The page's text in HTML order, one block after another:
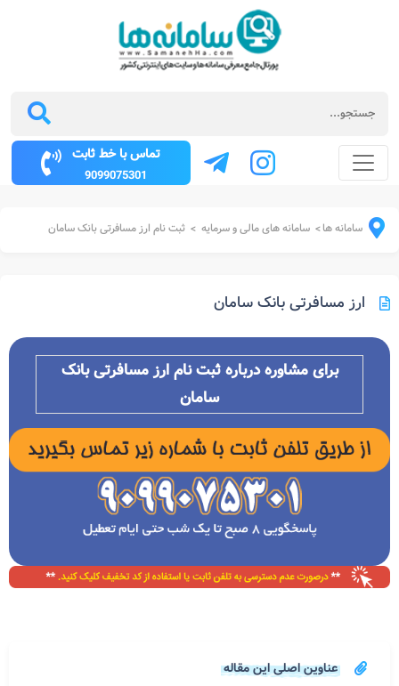
تماس با خط ثابت
9099075301
سامانه ها> سامانه های مالی و سرمایه > ثبت نام ارز مسافرتی بانک سامان
ارز مسافرتی بانک سامان
برای مشاوره درباره ثبت نام ارز مسافرتی بانک
سامان
عناوین اصلی این مقاله